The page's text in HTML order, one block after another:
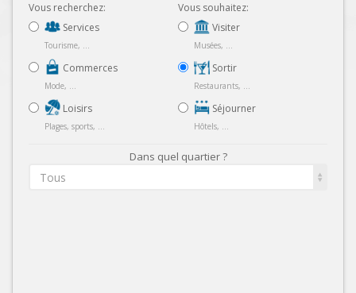
Vous recherchez:
Services
Tourisme, ...
Commerces
Mode, ...
Loisirs
Plages, sports, ...
Vous souhaitez:
Visiter
Musées, ...
Sortir
Restaurants, ...
Séjourner
Hôtels, ...
Dans quel quartier ?
Tous